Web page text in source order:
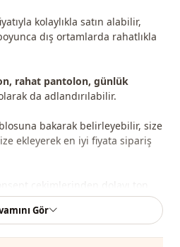
kolaylıkla satın alabilir,
dış ortamlarda rahatlıkla
rahat pantolon, günlük
da adlandırılabilir.
bakarak belirleyebilir, size
ekleyerek en iyi fiyata sipariş
Gör